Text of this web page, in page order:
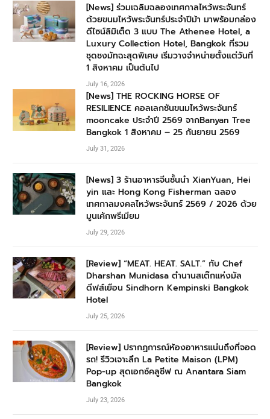
[News] ร่วมเฉลิมฉลองเทศกาลไหว้พระจันทร์
ด้วยขนมไหว้พระจันทร์ประจำปีม้า มาพร้อมกล่อง
ดีไซน์ลิมิเต็ด 3 แบบ The Athenee Hotel, a
Luxury Collection Hotel, Bangkok ที่รวม
ชุดชงมัทฉะสุดพิเศษ เริ่มวางจำหน่ายตั้งแต่วันที่
1 สิงหาคม เป็นต้นไป
July 16, 2026
[News] THE ROCKING HORSE OF
RESILIENCE คอลเลกชันขนมไหว้พระจันทร์
mooncake ประจำปี 2569 จากBanyan Tree
Bangkok 1 สิงหาคม – 25 กันยายน 2569
July 31, 2026
[News] 3 ร้านอาหารจีนชั้นนำ XianYuan, Hei
yin และ Hong Kong Fisherman ฉลอง
เทศกาลมงคลไหว้พระจันทร์ 2569 / 2026 ด้วย
มูนเค้กพรีเมียม
July 29, 2026
[Review] “MEAT. HEAT. SALT.” กับ Chef
Dharshan Munidasa ตำนานสเต๊กแห่งมัล
ดีฟส์เยือน Sindhorn Kempinski Bangkok
Hotel
July 25, 2026
[Review] ปรากฏการณ์ห้องอาหารแน่นถึงที่จอด
รถ! รีวิวเจาะลึก La Petite Maison (LPM)
Pop-up สุดเอกซ์คลูซีฟ ณ Anantara Siam
Bangkok
July 23, 2026